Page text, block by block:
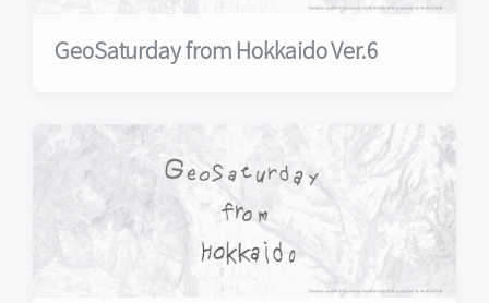
GeoSaturday from Hokkaido Ver.6